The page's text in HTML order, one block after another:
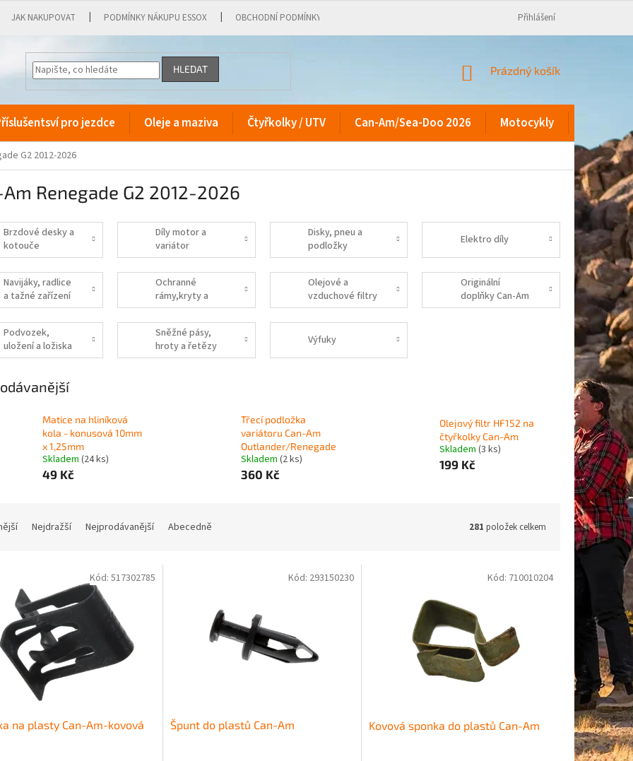
JAK NAKUPOVAT PODMÍNKY NÁKUPU ESSOX OBCHODNÍ PODMÍNKY Přihlášení
HLEDAT
NÁKUPNÍ
Prázdný košík
pro jezdce Oleje a maziva Čtyřkolky / UTV Can-Am/Sea-Doo 2026 Motocykly
G2 2012-2026
Renegade G2 2012-2026
Brzdové desky a
kotouče
Díly motor a
variátor
Disky, pneu a
podložky
Elektro díly
Navijáky, radlice
a tažné zařízení
Ochranné
rámy,kryty a
plasty
Olejové a
vzduchové filtry
Originální
doplňky Can-Am
Podvozek,
uložení a ložiska
Sněžné pásy,
hroty a řetězy
Výfuky
Matice na hliníková
kola - konusová 10mm
x 1,25mm
Skladem (24 ks)
49 Kč
Třecí podložka
variátoru Can-Am
Outlander/Renegade
Skladem (2 ks)
360 Kč
Olejový filtr HF152 na
čtyřkolky Can-Am
Skladem (3 ks)
199 Kč
Nejdražší Nejprodávanější Abecedně 281 položek celkem
na plasty Can-Am-kovová
Kód: 517302785
Špunt do plastů Can-Am
Kód: 293150230
Kovová sponka do plastů Can-Am
Kód: 710010204